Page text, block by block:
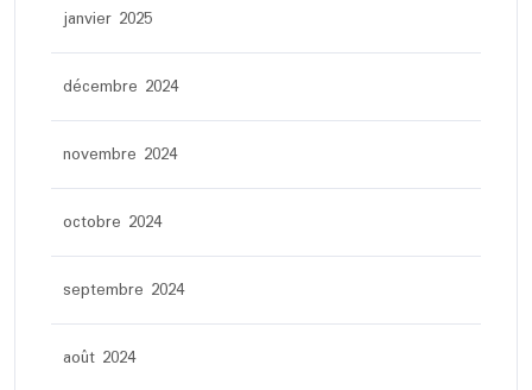
janvier 2025
décembre 2024
novembre 2024
octobre 2024
septembre 2024
août 2024